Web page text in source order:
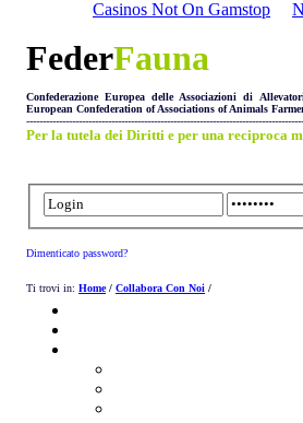
Casinos Not On Gamstop
FederFauna
Confederazione Europea delle Associazioni di
European Confederation of Associations of Animals
Per la tutela dei Diritti e per una reciproca
Dimenticato password?
Ti trovi in: Home/ Collabora Con Noi /